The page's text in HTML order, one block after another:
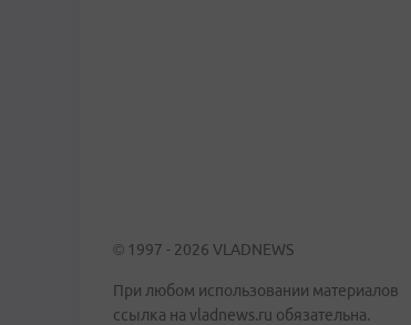
© 1997 - 2026 VLADNEWS
При любом использовании материалов
ссылка на vladnews.ru обязательна.